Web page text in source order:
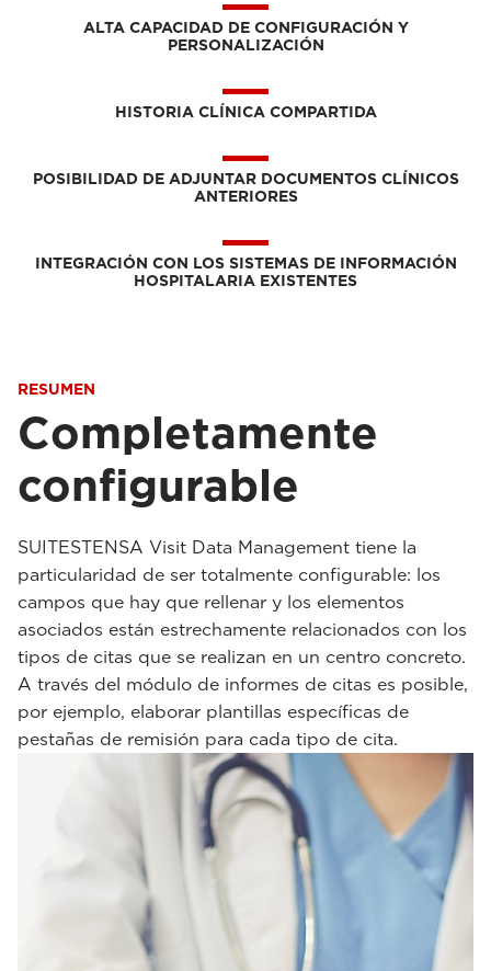
ALTA CAPACIDAD DE CONFIGURACIÓN Y
PERSONALIZACIÓN
HISTORIA CLÍNICA COMPARTIDA
POSIBILIDAD DE ADJUNTAR DOCUMENTOS CLÍNICOS
ANTERIORES
INTEGRACIÓN CON LOS SISTEMAS DE INFORMACIÓN
HOSPITALARIA EXISTENTES
RESUMEN
Completamente
configurable
SUITESTENSA Visit Data Management tiene la
particularidad de ser totalmente configurable: los
campos que hay que rellenar y los elementos
asociados están estrechamente relacionados con los
tipos de citas que se realizan en un centro concreto.
A través del módulo de informes de citas es posible,
por ejemplo, elaborar plantillas específicas de
pestañas de remisión para cada tipo de cita.